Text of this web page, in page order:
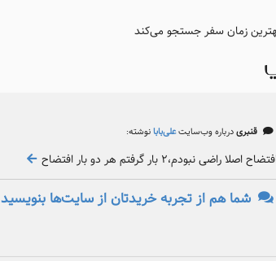
بهترین زمان سفر جستجو می‌کند
قنبریدرباره وب‌سایتعلی‌بابانوشته:
اصلا راضی نبودم،۲ بار گرفتم هر دو بار افتضاح
شما هم از تجربه خریدتان از سایت‌ها بنویسید